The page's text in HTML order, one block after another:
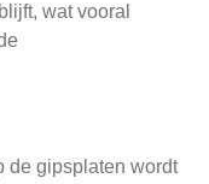
wat vooral
de gipsplaten wordt